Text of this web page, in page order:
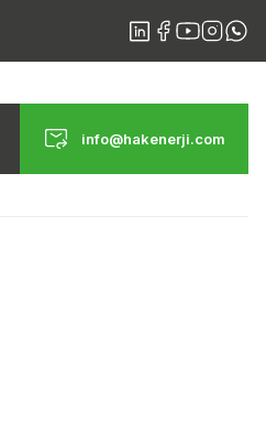
info@hakenerji.com